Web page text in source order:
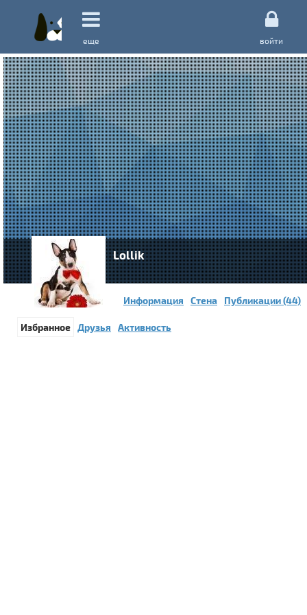
еще войти
Lollik
Информация Стена Публикации (44)
Избранное Друзья Активность